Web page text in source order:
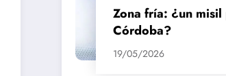
Zona fría: ¿un misil
Córdoba?
19/05/2026